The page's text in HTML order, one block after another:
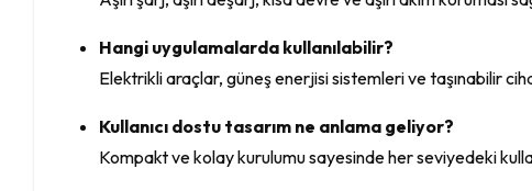
Hangi uygulamalarda kullanılabilir?
Elektrikli araçlar, güneş enerjisi sistemleri ve taşınabilir
Kullanıcı dostu tasarım ne anlama geliyor?
Kompakt ve kolay kurulumu sayesinde her seviyedeki